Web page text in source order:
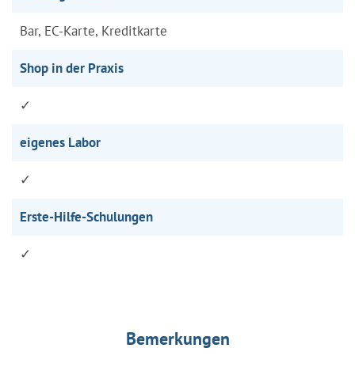
Bar, EC-Karte, Kreditkarte
Shop in der Praxis
✓
eigenes Labor
✓
Erste-Hilfe-Schulungen
✓
Bemerkungen